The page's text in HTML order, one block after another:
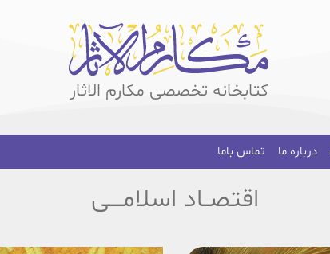
کتابخانه تخصصی مکارم الاثار
درباره ما تماس باما
اقتصــاد اسلامــــی